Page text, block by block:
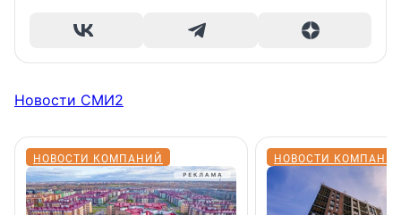
Новости СМИ2
НОВОСТИ КОМПАНИЙ НОВОСТИ